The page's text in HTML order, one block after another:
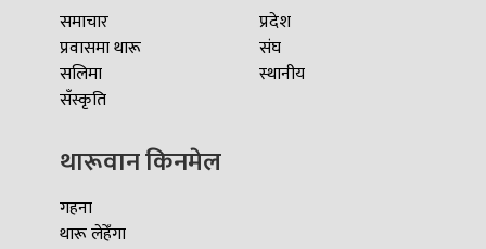
समाचार
प्रवासमा थारू
सलिमा
सँस्कृति
प्रदेश
संघ
स्थानीय
थारूवान किनमेल
गहना
थारू लेहेँगा